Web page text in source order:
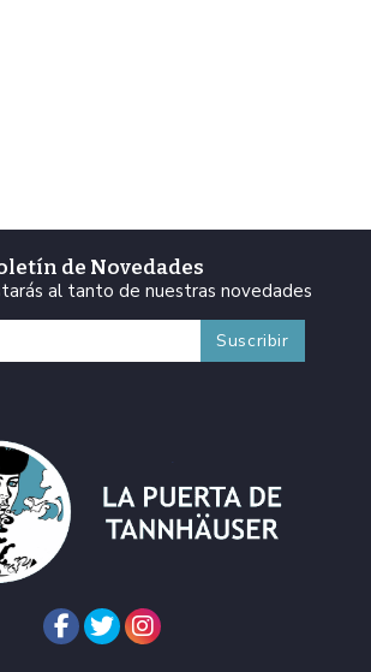
de Novedades
al tanto de nuestras novedades